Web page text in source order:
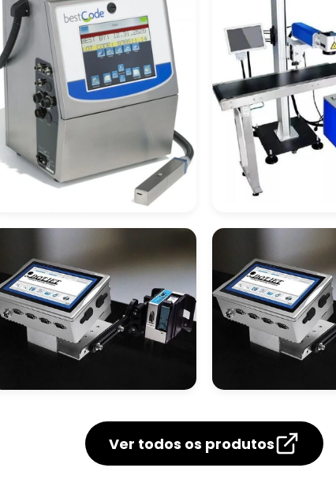
Datador Automático
Para Linha De
Produção
Datador
A Laser
Ver todos os produtos